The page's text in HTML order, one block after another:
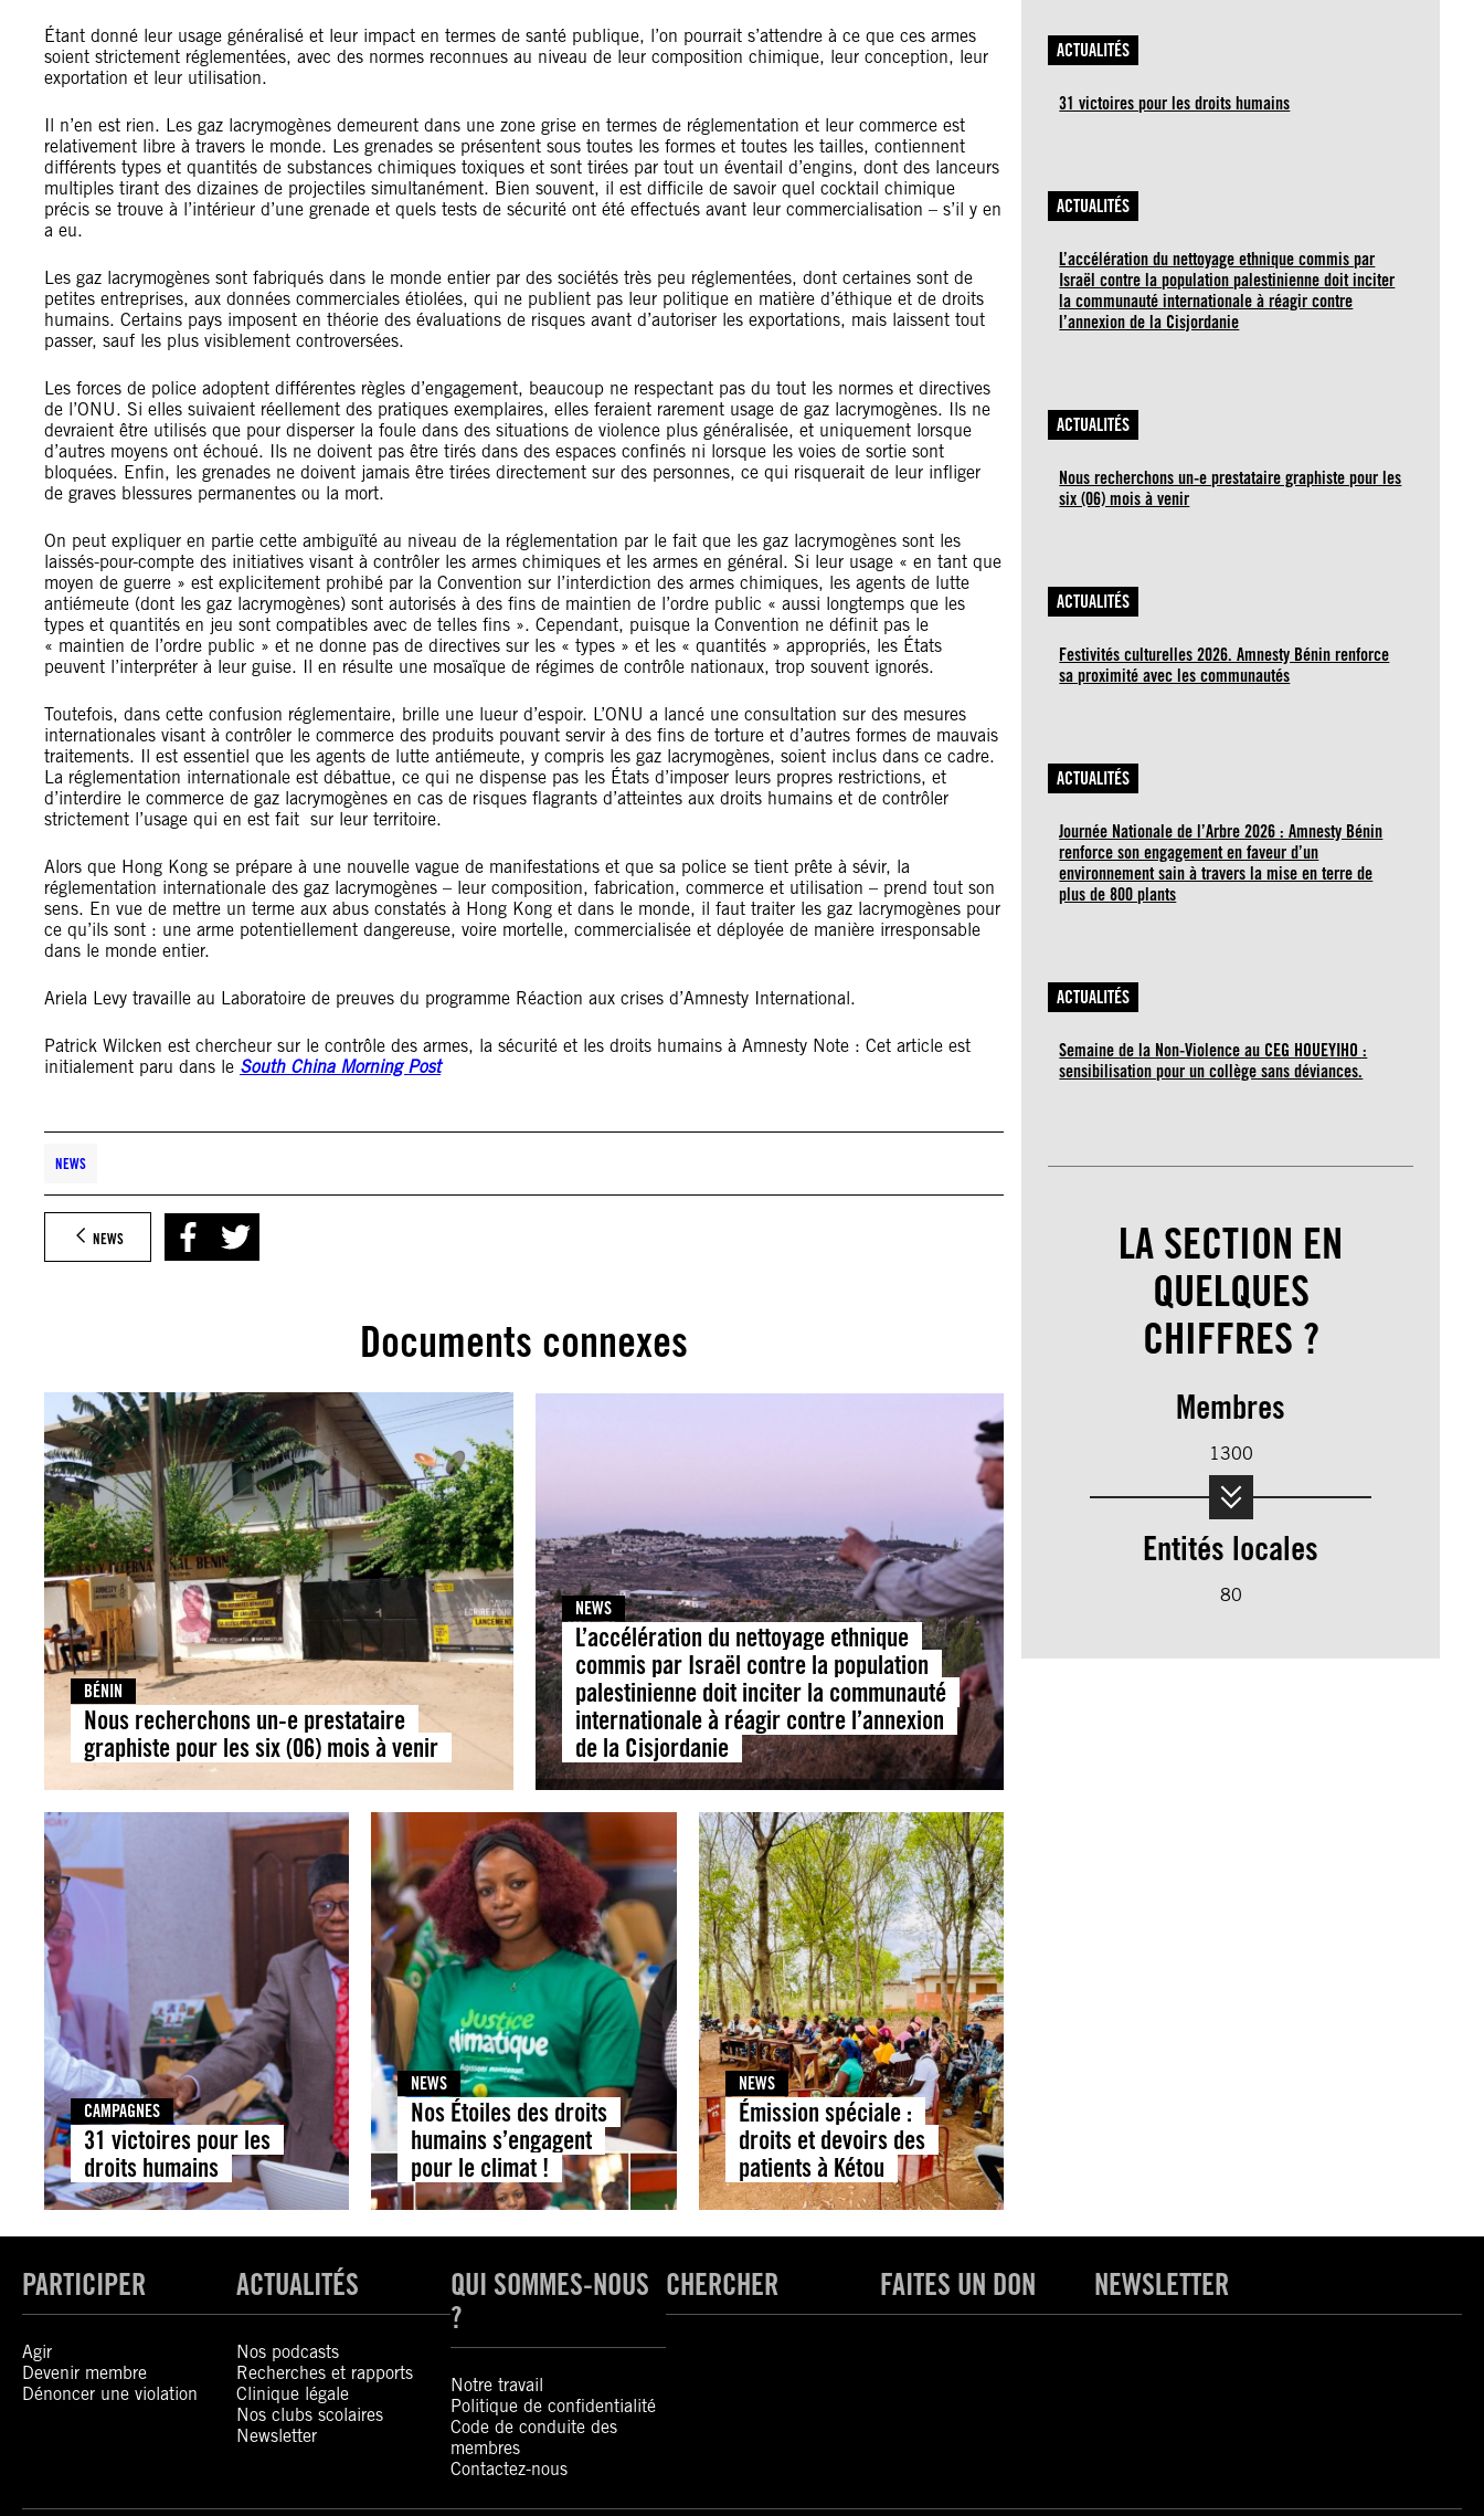
Étant donné leur usage généralisé et leur impact en termes de santé publique, l’on pourrait s’attendre à ce que ces armes
soient strictement réglementées, avec des normes reconnues au niveau de leur composition chimique, leur conception, leur
exportation et leur utilisation.
Il n’en est rien. Les gaz lacrymogènes demeurent dans une zone grise en termes de réglementation et leur commerce est
relativement libre à travers le monde. Les grenades se présentent sous toutes les formes et toutes les tailles, contiennent
différents types et quantités de substances chimiques toxiques et sont tirées par tout un éventail d’engins, dont des lanceurs
multiples tirant des dizaines de projectiles simultanément. Bien souvent, il est difficile de savoir quel cocktail chimique
précis se trouve à l’intérieur d’une grenade et quels tests de sécurité ont été effectués avant leur commercialisation – s’il y en
a eu.
Les gaz lacrymogènes sont fabriqués dans le monde entier par des sociétés très peu réglementées, dont certaines sont de
petites entreprises, aux données commerciales étiolées, qui ne publient pas leur politique en matière d’éthique et de droits
humains. Certains pays imposent en théorie des évaluations de risques avant d’autoriser les exportations, mais laissent tout
passer, sauf les plus visiblement controversées.
Les forces de police adoptent différentes règles d’engagement, beaucoup ne respectant pas du tout les normes et directives
de l’ONU. Si elles suivaient réellement des pratiques exemplaires, elles feraient rarement usage de gaz lacrymogènes. Ils ne
devraient être utilisés que pour disperser la foule dans des situations de violence plus généralisée, et uniquement lorsque
d’autres moyens ont échoué. Ils ne doivent pas être tirés dans des espaces confinés ni lorsque les voies de sortie sont
bloquées. Enfin, les grenades ne doivent jamais être tirées directement sur des personnes, ce qui risquerait de leur infliger
de graves blessures permanentes ou la mort.
On peut expliquer en partie cette ambiguïté au niveau de la réglementation par le fait que les gaz lacrymogènes sont les
laissés-pour-compte des initiatives visant à contrôler les armes chimiques et les armes en général. Si leur usage « en tant que
moyen de guerre » est explicitement prohibé par la Convention sur l’interdiction des armes chimiques, les agents de lutte
antiémeute (dont les gaz lacrymogènes) sont autorisés à des fins de maintien de l’ordre public « aussi longtemps que les
types et quantités en jeu sont compatibles avec de telles fins ». Cependant, puisque la Convention ne définit pas le
« maintien de l’ordre public » et ne donne pas de directives sur les « types » et les « quantités » appropriés, les États
peuvent l’interpréter à leur guise. Il en résulte une mosaïque de régimes de contrôle nationaux, trop souvent ignorés.
Toutefois, dans cette confusion réglementaire, brille une lueur d’espoir. L’ONU a lancé une consultation sur des mesures
internationales visant à contrôler le commerce des produits pouvant servir à des fins de torture et d’autres formes de mauvais
traitements. Il est essentiel que les agents de lutte antiémeute, y compris les gaz lacrymogènes, soient inclus dans ce cadre.
La réglementation internationale est débattue, ce qui ne dispense pas les États d’imposer leurs propres restrictions, et
d’interdire le commerce de gaz lacrymogènes en cas de risques flagrants d’atteintes aux droits humains et de contrôler
strictement l’usage qui en est fait sur leur territoire.
Alors que Hong Kong se prépare à une nouvelle vague de manifestations et que sa police se tient prête à sévir, la
réglementation internationale des gaz lacrymogènes – leur composition, fabrication, commerce et utilisation – prend tout son
sens. En vue de mettre un terme aux abus constatés à Hong Kong et dans le monde, il faut traiter les gaz lacrymogènes pour
ce qu’ils sont : une arme potentiellement dangereuse, voire mortelle, commercialisée et déployée de manière irresponsable
dans le monde entier.
Ariela Levy travaille au Laboratoire de preuves du programme Réaction aux crises d’Amnesty International.
Patrick Wilcken est chercheur sur le contrôle des armes, la sécurité et les droits humains à Amnesty Note : Cet article est
initialement paru dans le South China Morning Post
NEWS
NEWS
Documents connexes
BÉNIN
Nous recherchons un-e prestataire
graphiste pour les six (06) mois à venir
NEWS
L’accélération du nettoyage ethnique
commis par Israël contre la population
palestinienne doit inciter la communauté
internationale à réagir contre l’annexion
de la Cisjordanie
CAMPAGNES
31 victoires pour les
droits humains
NEWS
Nos Étoiles des droits
humains s’engagent
pour le climat !
NEWS
Émission spéciale :
droits et devoirs des
patients à Kétou
ACTUALITÉS
31 victoires pour les droits humains
ACTUALITÉS
L’accélération du nettoyage ethnique commis par
Israël contre la population palestinienne doit inciter
la communauté internationale à réagir contre
l’annexion de la Cisjordanie
ACTUALITÉS
Nous recherchons un-e prestataire graphiste pour les
six (06) mois à venir
ACTUALITÉS
Festivités culturelles 2026. Amnesty Bénin renforce
sa proximité avec les communautés
ACTUALITÉS
Journée Nationale de l’Arbre 2026 : Amnesty Bénin
renforce son engagement en faveur d’un
environnement sain à travers la mise en terre de
plus de 800 plants
ACTUALITÉS
Semaine de la Non-Violence au CEG HOUEYIHO :
sensibilisation pour un collège sans déviances.
LA SECTION EN
QUELQUES
CHIFFRES ?
Membres
1300
Entités locales
80
PARTICIPER
Agir
Devenir membre
Dénoncer une violation
ACTUALITÉS
Nos podcasts
Recherches et rapports
Clinique légale
Nos clubs scolaires
Newsletter
QUI SOMMES-NOUS
?
Notre travail
Politique de confidentialité
Code de conduite des
membres
Contactez-nous
CHERCHER FAITES UN DON NEWSLETTER